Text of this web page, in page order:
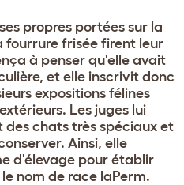
propres portées sur la
fourrure frisée firent leur
à penser qu'elle avait
et elle inscrivit donc
expositions félines
Les juges lui
chats très spéciaux et
Ainsi, elle
d'élevage pour établir
nom de race laPerm.